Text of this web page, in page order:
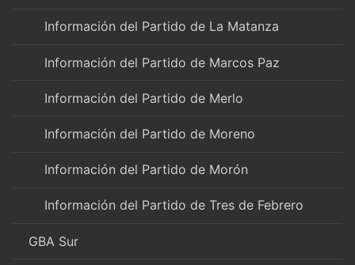
Información del Partido de La Matanza
Información del Partido de Marcos Paz
Información del Partido de Merlo
Información del Partido de Moreno
Información del Partido de Morón
Información del Partido de Tres de Febrero
GBA Sur